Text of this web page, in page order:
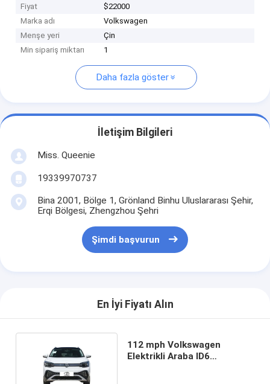
Fiyat
$22000
Marka adı
Volkswagen
Menşe yeri
Çin
Min sipariş miktarı
1
Daha fazla göster
İletişim Bilgileri
Miss. Queenie
19339970737
Bina 2001, Bölge 1, Grönland Binhu Uluslararası Şehir,
Erqi Bölgesi, Zhengzhou Şehri
Şimdi başvurun
En İyi Fiyatı Alın
112 mph Volkswagen
Elektrikli Araba ID6